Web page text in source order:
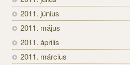
2011. június
2011. május
2011. április
2011. március